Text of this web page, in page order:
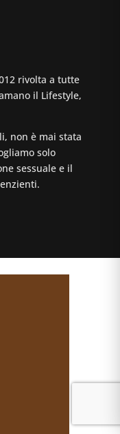
rivolta a tutte
il Lifestyle,
non è mai stata
solo
sessuale e il